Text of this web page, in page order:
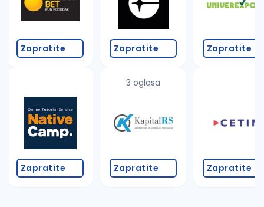
Zapratite
Zapratite
Zapratite
3 oglasa
Zapratite
Zapratite
Zapratite